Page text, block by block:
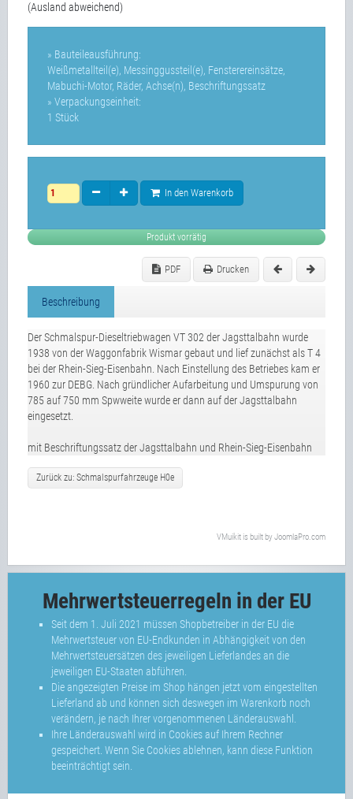
(Ausland abweichend)
» Bauteileausführung:
Weißmetallteil(e), Messinggussteil(e), Fensterereinsätze,
Mabuchi-Motor, Räder, Achse(n), Beschriftungssatz
» Verpackungseinheit:
1 Stück
In den Warenkorb
Produkt vorrätig
PDF Drucken
Beschreibung
Der Schmalspur-Dieseltriebwagen VT 302 der Jagsttalbahn wurde
1938 von der Waggonfabrik Wismar gebaut und lief zunächst als T 4
bei der Rhein-Sieg-Eisenbahn. Nach Einstellung des Betriebes kam er
1960 zur DEBG. Nach gründlicher Aufarbeitung und Umspurung von
785 auf 750 mm Spwweite wurde er dann auf der Jagsttalbahn
eingesetzt.
mit Beschriftungssatz der Jagsttalbahn und Rhein-Sieg-Eisenbahn
Zurück zu: Schmalspurfahrzeuge H0e
VMuikit is built by JoomlaPro.com
Mehrwertsteuerregeln in der EU
Seit dem 1. Juli 2021 müssen Shopbetreiber in der EU die
Mehrwertsteuer von EU-Endkunden in Abhängigkeit von den
Mehrwertsteuersätzen des jeweiligen Lieferlandes an die
jeweiligen EU-Staaten abführen.
Die angezeigten Preise im Shop hängen jetzt vom eingestellten
Lieferland ab und können sich deswegen im Warenkorb noch
verändern, je nach Ihrer vorgenommenen Länderauswahl.
Ihre Länderauswahl wird in Cookies auf Ihrem Rechner
gespeichert. Wenn Sie Cookies ablehnen, kann diese Funktion
beeinträchtigt sein.